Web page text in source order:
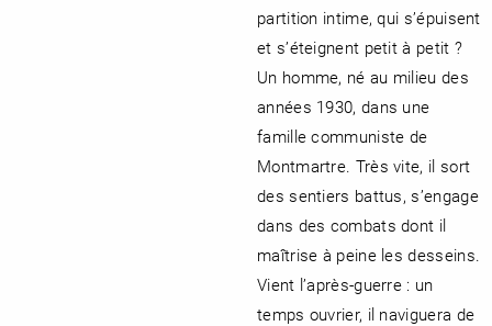
partition intime, qui s’épuisent
et s’éteignent petit à petit ?
Un homme, né au milieu des
années 1930, dans une
famille communiste de
Montmartre. Très vite, il sort
des sentiers battus, s’engage
dans des combats dont il
maîtrise à peine les desseins.
Vient l’après-guerre : un
temps ouvrier, il naviguera de